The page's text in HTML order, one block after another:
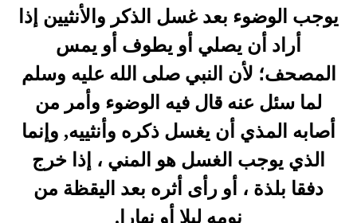
يوجب الوضوء بعد غسل الذكر والأنثيين إذا
أراد أن يصلي أو يطوف أو يمس
المصحف؛ لأن النبي صلى الله عليه وسلم
لما سئل عنه قال فيه الوضوء وأمر من
أصابه المذي أن يغسل ذكره وأنثييه, وإنما
الذي يوجب الغسل هو المني ، إذا خرج
دفقا بلذة ، أو رأى أثره بعد اليقظة من
نومه ليلا أو نهارا .